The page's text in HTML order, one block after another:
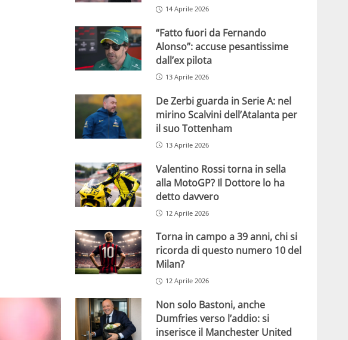
14 Aprile 2026
“Fatto fuori da Fernando
Alonso”: accuse pesantissime
dall’ex pilota
13 Aprile 2026
De Zerbi guarda in Serie A: nel
mirino Scalvini dell’Atalanta per
il suo Tottenham
13 Aprile 2026
Valentino Rossi torna in sella
alla MotoGP? Il Dottore lo ha
detto davvero
12 Aprile 2026
Torna in campo a 39 anni, chi si
ricorda di questo numero 10 del
Milan?
12 Aprile 2026
Non solo Bastoni, anche
Dumfries verso l’addio: si
inserisce il Manchester United